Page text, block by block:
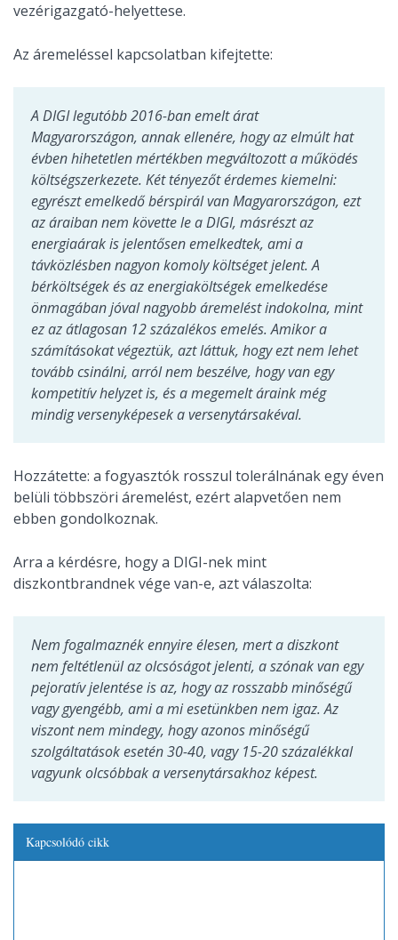
vezérigazgató-helyettese.
Az áremeléssel kapcsolatban kifejtette:
A DIGI legutóbb 2016-ban emelt árat
Magyarországon, annak ellenére, hogy az elmúlt hat
évben hihetetlen mértékben megváltozott a működés
költségszerkezete. Két tényezőt érdemes kiemelni:
egyrészt emelkedő bérspirál van Magyarországon, ezt
az áraiban nem követte le a DIGI, másrészt az
energiaárak is jelentősen emelkedtek, ami a
távközlésben nagyon komoly költséget jelent. A
bérköltségek és az energiaköltségek emelkedése
önmagában jóval nagyobb áremelést indokolna, mint
ez az átlagosan 12 százalékos emelés. Amikor a
számításokat végeztük, azt láttuk, hogy ezt nem lehet
tovább csinálni, arról nem beszélve, hogy van egy
kompetitív helyzet is, és a megemelt áraink még
mindig versenyképesek a versenytársakéval.
Hozzátette: a fogyasztók rosszul tolerálnának egy éven
belüli többszöri áremelést, ezért alapvetően nem
ebben gondolkoznak.
Arra a kérdésre, hogya DIGI-nek mint
diszkontbrandnek vége van-e, azt válaszolta:
Nem fogalmaznék ennyire élesen, mert a diszkont
nem feltétlenül az olcsóságot jelenti, a szónak van egy
pejoratív jelentése is az, hogy az rosszabb minőségű
vagy gyengébb, ami a mi esetünkben nem igaz. Az
viszont nem mindegy, hogy azonos minőségű
szolgáltatások esetén 30-40, vagy 15-20 százalékkal
vagyunk olcsóbbak a versenytársakhoz képest.
Kapcsolódó cikk